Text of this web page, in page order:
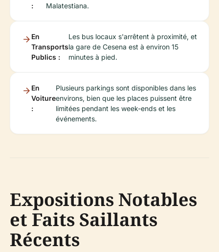
:
Malatestiana.
En
Transports
Publics :
Les bus locaux s'arrêtent à proximité, et
la gare de Cesena est à environ 15
minutes à pied.
En
Voiture
:
Plusieurs parkings sont disponibles dans les
environs, bien que les places puissent être
limitées pendant les week-ends et les
événements.
Expositions Notables
et Faits Saillants
Récents